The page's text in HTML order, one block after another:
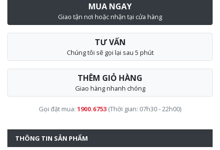
MUA NGAY
Giao tận nơi hoặc nhận tại cửa hàng
TƯ VẤN
Chúng tôi sẽ gọi lại sau 5 phút
THÊM GIỎ HÀNG
Giao hàng nhanh chóng
Gọi đặt mua: 1900.6753 (Thời gian: 07h30 - 22h00)
THÔNG TIN SẢN PHẨM